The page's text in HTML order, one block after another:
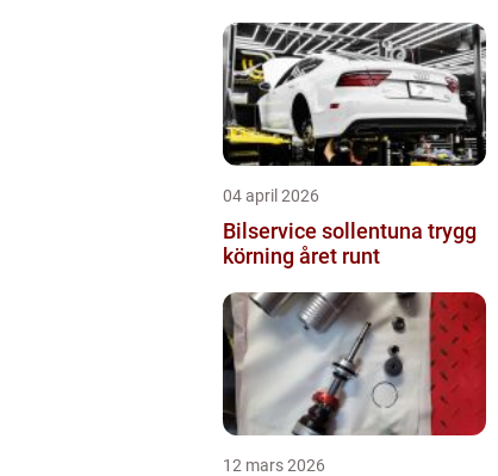
04 april 2026
Bilservice sollentuna trygg
körning året runt
12 mars 2026